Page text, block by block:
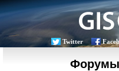
Twitter
Форумы